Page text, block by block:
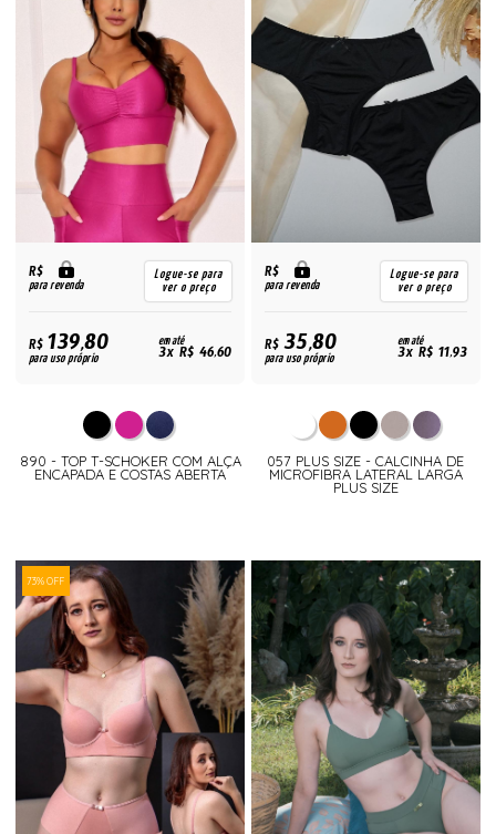
R$
para revenda
Logue-se para
ver o preço
R$139,80
para uso próprio
em até
3x R$ 46,60
890 - TOP T-SCHOKER COM ALÇA
ENCAPADA E COSTAS ABERTA
R$
para revenda
Logue-se para
ver o preço
R$35,80
para uso próprio
em até
3x R$ 11,93
057 PLUS SIZE - CALCINHA DE
MICROFIBRA LATERAL LARGA
PLUS SIZE
73% OFF